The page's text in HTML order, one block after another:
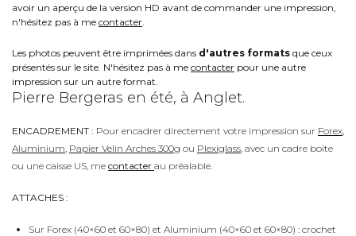
avoir un aperçu de la version HD avant de commander une impression,
n'hésitez pas à me contacter
Les photos peuvent être imprimées dans d'autres formats que ceux
présentés sur le site. N'hésitez pas à me contacter pour une autre
impression sur un autre format.
Pierre Bergeras en été, à Anglet.
ENCADREMENT : Pour encadrer directement votre impression sur Forex
Aluminium Papier Velin Arches 300g ou Plexiglass , avec un cadre boite
ou une caisse US, me contacter au préalable.
ATTACHES :
Sur Forex (40×60 et 60×80) et Aluminium (40×60 et 60×80) : crochet